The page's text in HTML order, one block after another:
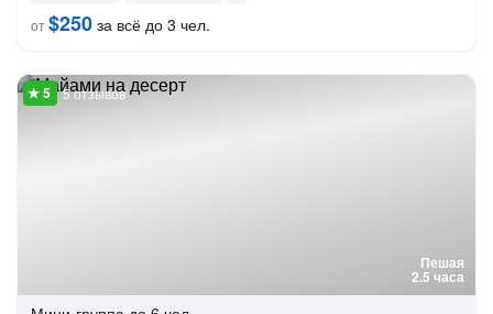
от$250 за всё до 3 чел.
Пешая
2.5 часа
5 отзывов